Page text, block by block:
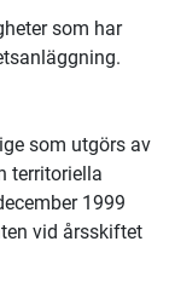
som har
som utgörs av
territoriella
1999
vid årsskiftet